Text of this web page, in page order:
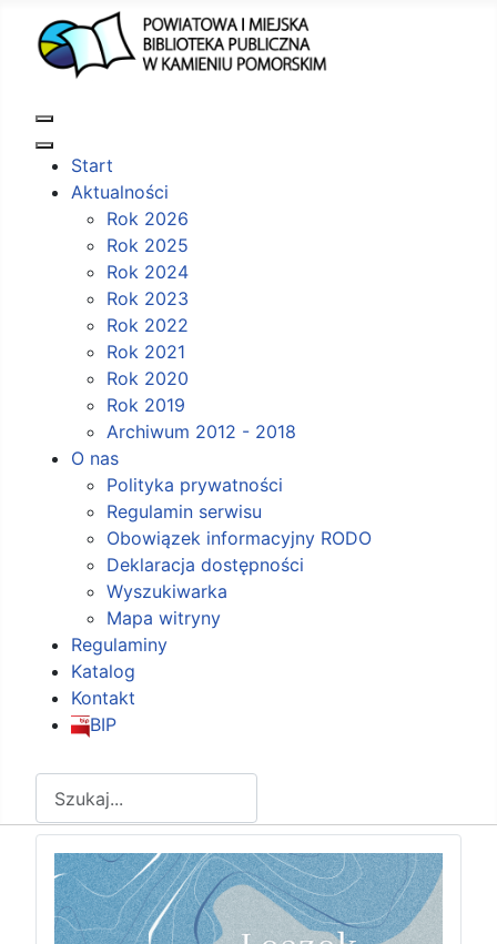
Start
Aktualności
Rok 2026
Rok 2025
Rok 2024
Rok 2023
Rok 2022
Rok 2021
Rok 2020
Rok 2019
Archiwum 2012 - 2018
O nas
Polityka prywatności
Regulamin serwisu
Obowiązek informacyjny RODO
Deklaracja dostępności
Wyszukiwarka
Mapa witryny
Regulaminy
Katalog
Kontakt
BIP